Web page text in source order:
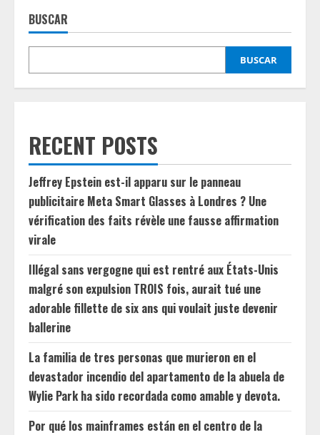
BUSCAR
BUSCAR
RECENT POSTS
Jeffrey Epstein est-il apparu sur le panneau
publicitaire Meta Smart Glasses à Londres ? Une
vérification des faits révèle une fausse affirmation
virale
Illégal sans vergogne qui est rentré aux États-Unis
malgré son expulsion TROIS fois, aurait tué une
adorable fillette de six ans qui voulait juste devenir
ballerine
La familia de tres personas que murieron en el
devastador incendio del apartamento de la abuela de
Wylie Park ha sido recordada como amable y devota.
Por qué los mainframes están en el centro de la